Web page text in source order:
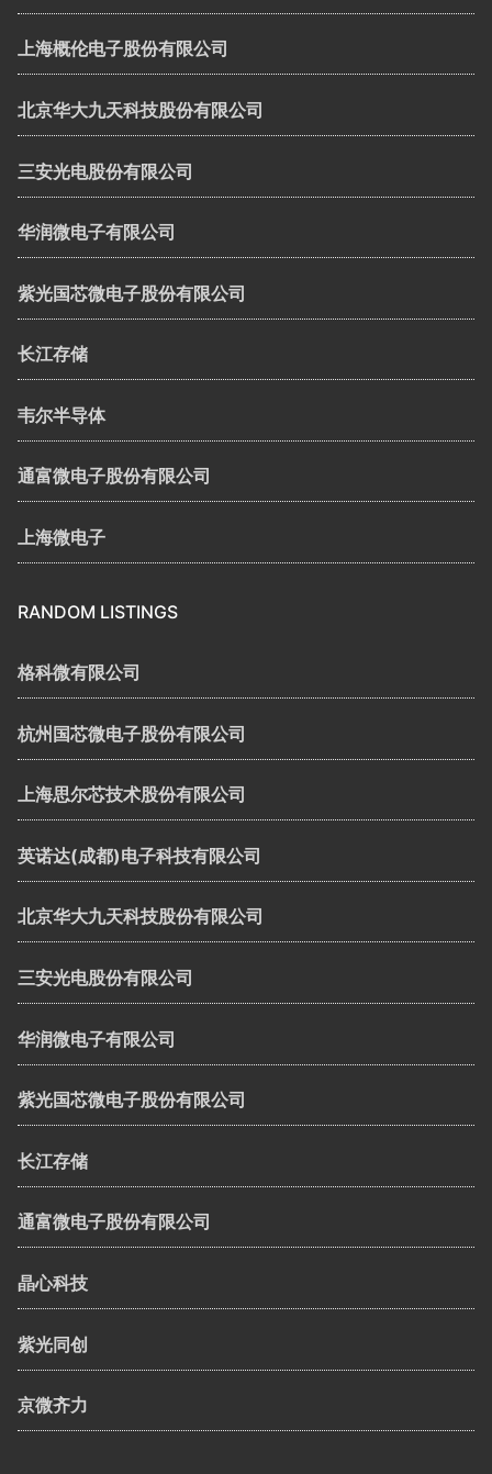
上海概伦电子股份有限公司
北京华大九天科技股份有限公司
三安光电股份有限公司
华润微电子有限公司
紫光国芯微电子股份有限公司
长江存储
韦尔半导体
通富微电子股份有限公司
上海微电子
RANDOM LISTINGS
格科微有限公司
杭州国芯微电子股份有限公司
上海思尔芯技术股份有限公司
英诺达(成都)电子科技有限公司
北京华大九天科技股份有限公司
三安光电股份有限公司
华润微电子有限公司
紫光国芯微电子股份有限公司
长江存储
通富微电子股份有限公司
晶心科技
紫光同创
京微齐力